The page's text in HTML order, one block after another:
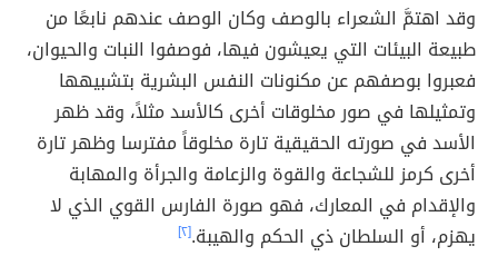
وقد اهتمَّ الشعراء بالوصف وكان الوصف عندهم نابعًا من
طبيعة البيئات التي يعيشون فيها، فوصفوا النبات والحيوان،
فعبروا بوصفهم عن مكنونات النفس البشرية بتشبيهها
وتمثيلها في صور مخلوقات أخرى كالأسد مثلاً، وقد ظهر
الأسد في صورته الحقيقية تارة مخلوقاً مفترسا وظهر تارة
أخرى كرمز للشجاعة والقوة والزعامة والجرأة والمهابة
والإقدام في المعارك، فهو صورة الفارس القوي الذي لا
يهزم، أو السلطان ذي الحكم والهيبة.[٢]